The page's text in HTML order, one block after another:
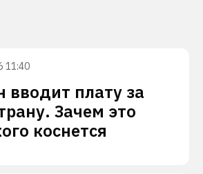
11:40
вводит плату за
Зачем это
коснется